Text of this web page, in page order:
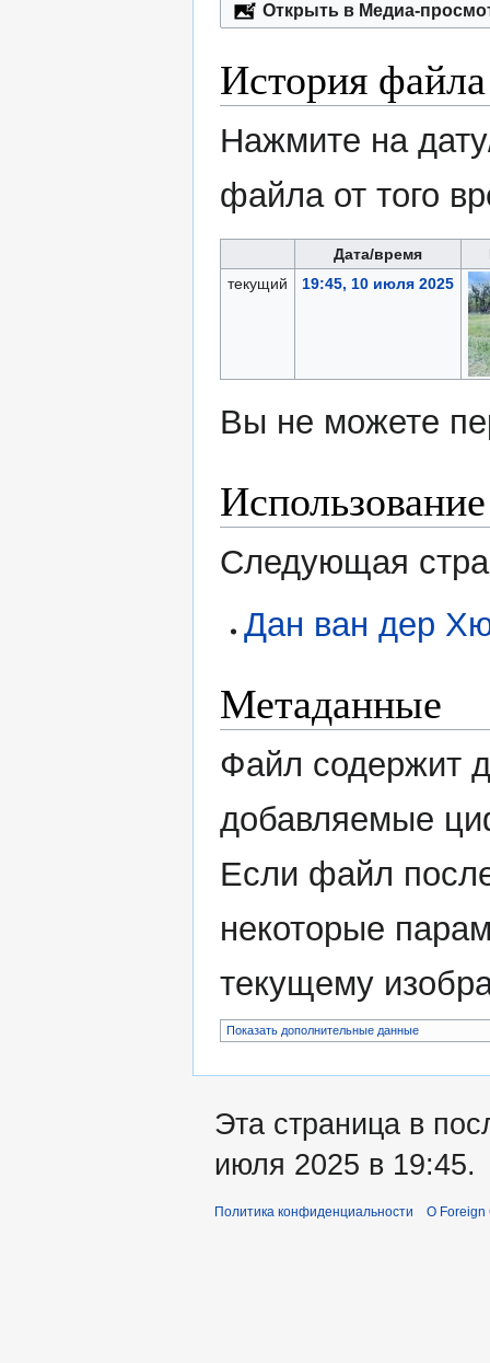
Открыть в Медиа-
История файла
Нажмите на
файла от того
Дата/время
текущий
19:45, 10 июля 2025
Вы не можете
Следующая
Дан ван дер
Метаданные
Файл содержит
добавляемые
Если файл
некоторые
текущему
Показать дополнительные данные
Эта страница в
июля 2025 в 19:45.
Политика конфиденциальности О Foreign